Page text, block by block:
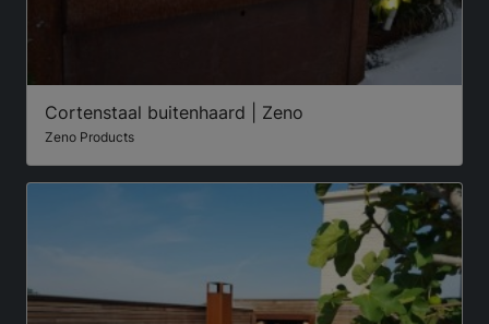
Cortenstaal buitenhaard | Zeno
Zeno Products